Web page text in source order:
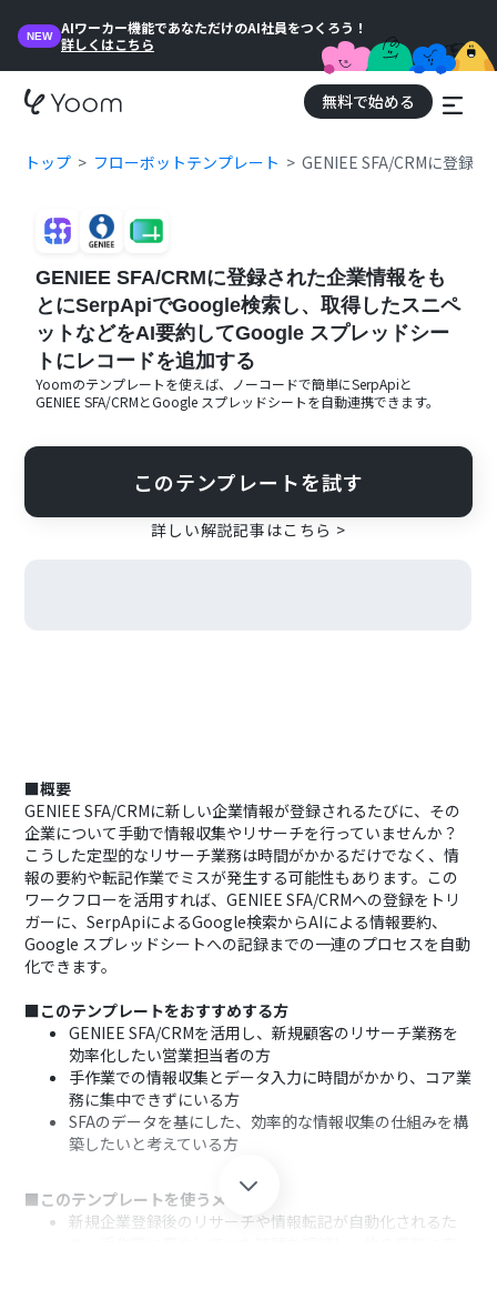
NEW
AIワーカー機能であなただけのAI社員をつくろう！
詳しくはこちら
無料で始める
トップ フローボットテンプレート GENIEE SFA/CRMに登録
GENIEE SFA/CRMに登録された企業情報をも
とにSerpApiでGoogle検索し、取得したスニペ
ットなどをAI要約してGoogle スプレッドシー
トにレコードを追加する
Yoomのテンプレートを使えば、ノーコードで簡単にSerpApiと
GENIEE SFA/CRMとGoogle スプレッドシートを自動連携できます。
このテンプレートを試す
詳しい解説記事はこちら >
■概要
GENIEE SFA/CRMに新しい企業情報が登録されるたびに、その
企業について手動で情報収集やリサーチを行っていませんか？
こうした定型的なリサーチ業務は時間がかかるだけでなく、情
報の要約や転記作業でミスが発生する可能性もあります。この
ワークフローを活用すれば、GENIEE SFA/CRMへの登録をトリ
ガーに、SerpApiによるGoogle検索からAIによる情報要約、
Google スプレッドシートへの記録までの一連のプロセスを自動
化できます。
■このテンプレートをおすすめする方
GENIEE SFA/CRMを活用し、新規顧客のリサーチ業務を
効率化したい営業担当者の方
手作業での情報収集とデータ入力に時間がかかり、コア業
務に集中できずにいる方
SFAのデータを基にした、効率的な情報収集の仕組みを構
築したいと考えている方
■このテンプレートを使うメリット
新規企業登録後のリサーチや情報転記が自動化されるた